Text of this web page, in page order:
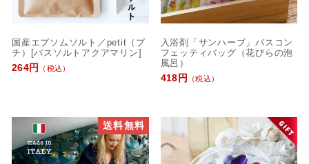
国産エプソムソルト／petit（プ
チ）[バスソルトアクアマリン]
264円
（税込）
入浴剤「サンハーブ」バスコン
フェッティバッグ（花びらの泡
風呂）
418円
（税込）
送料無料